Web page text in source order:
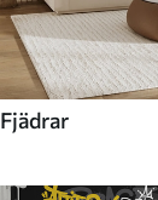
Fjädrar